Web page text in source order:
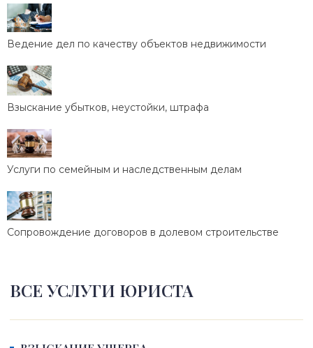
Ведение дел по качеству объектов недвижимости
Взыскание убытков, неустойки, штрафа
Услуги по семейным и наследственным делам
Сопровождение договоров в долевом строительстве
ВСЕ УСЛУГИ ЮРИСТА